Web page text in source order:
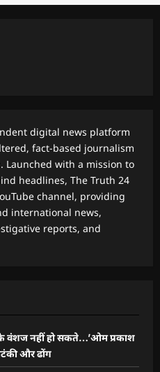
digital news platform
fact-based journalism
with a mission to
headlines, The Truth 24
channel, providing
international news,
reports, and
वंशज नहीं हो सकते…’ओम प्रकाश
और ढोंग